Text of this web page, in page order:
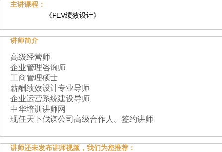
主讲课程：
《PEV绩效设计》
讲师简介
高级经营师
企业管理咨询师
工商管理硕士
薪酬绩效设计专业导师
企业运营系统建设导师
中华培训讲师网
现任天下伐谋公司高级合作人、签约讲师
讲师还未发布讲师视频，我们为您推荐：